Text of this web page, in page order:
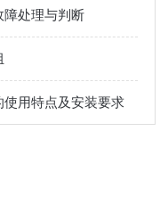
障处理与判断
使用特点及安装要求